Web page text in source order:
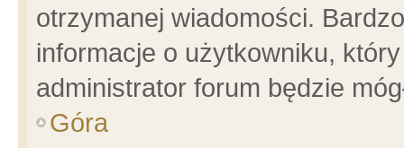
otrzymanej wiadomości.
informacje o użytkowniku,
administrator forum będzie
Góra